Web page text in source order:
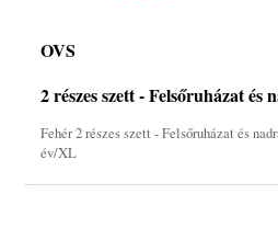
OVS
2 részes szett - Felsőruházat és
Fehér 2 részes szett - Felsőruházat és
év/XL